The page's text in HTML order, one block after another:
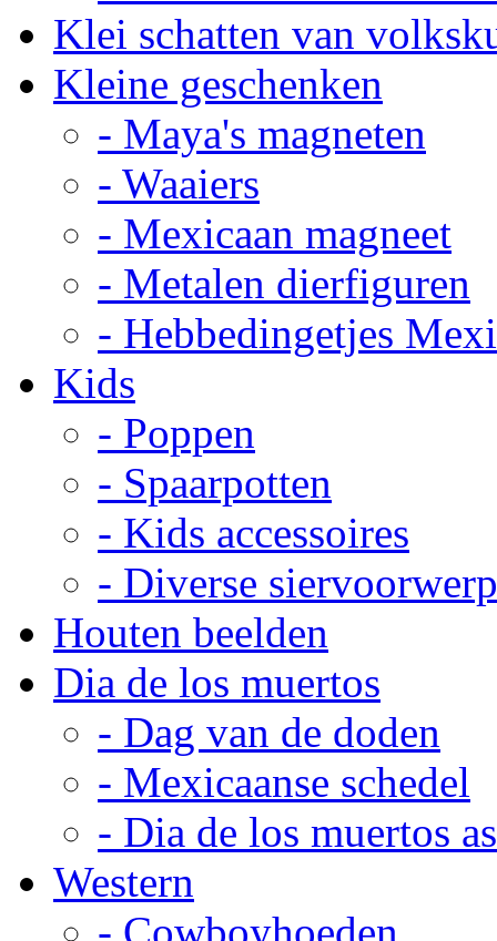
Klei schatten van
Kleine geschenken
- Maya's magneten
- Waaiers
- Mexicaan magneet
- Metalen dierfiguren
- Hebbedingetjes
Kids
- Poppen
- Spaarpotten
- Kids accessoires
- Diverse
Houten beelden
Dia de los muertos
- Dag van de doden
- Mexicaanse schedel
- Dia de los muertos
Western
- Cowboyhoeden